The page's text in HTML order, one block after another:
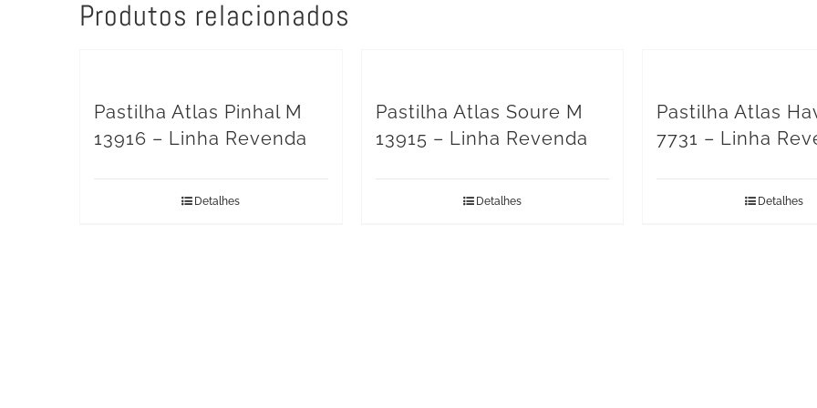
Produtos relacionados
Pastilha Atlas Pinhal M
13916 – Linha Revenda
Detalhes
Pastilha Atlas Soure M
13915 – Linha Revenda
Detalhes
Pastilha Atlas
7731 – Linha
Detalhes